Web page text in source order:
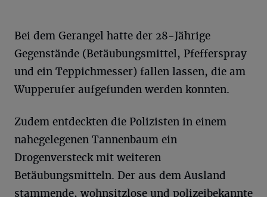
Bei dem Gerangel hatte der 28-Jährige
Gegenstände (Betäubungsmittel, Pfefferspray
und ein Teppichmesser) fallen lassen, die am
Wupperufer aufgefunden werden konnten.
Zudem entdeckten die Polizisten in einem
nahegelegenen Tannenbaum ein
Drogenversteck mit weiteren
Betäubungsmitteln. Der aus dem Ausland
stammende, wohnsitzlose und polizeibekannte